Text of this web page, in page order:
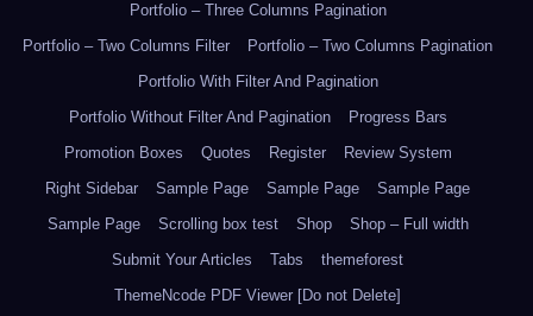
Portfolio – Three Columns Pagination
Portfolio – Two Columns Filter
Portfolio – Two Columns Pagination
Portfolio With Filter And Pagination
Portfolio Without Filter And Pagination
Progress Bars
Promotion Boxes
Quotes Register
Review System
Right Sidebar
Sample Page Sample Page
Sample Page
Sample Page
Scrolling box test Shop
Shop – Full width
Submit Your Articles
Tabs
themeforest
ThemeNcode PDF Viewer [Do not Delete]